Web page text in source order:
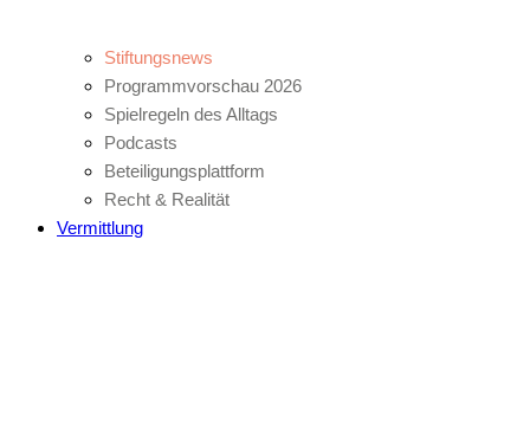
Stiftungsnews
Programmvorschau 2026
Spielregeln des Alltags
Podcasts
Beteiligungsplattform
Recht & Realität
Vermittlung